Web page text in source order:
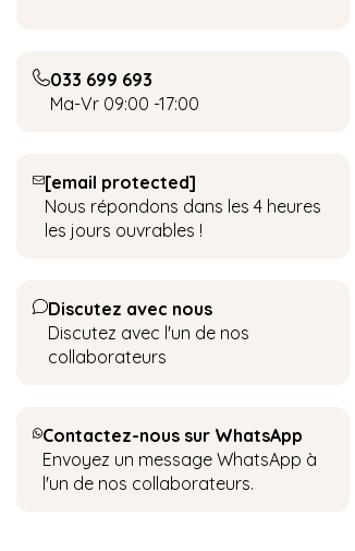
033 699 693
Ma-Vr 09:00 -17:00
[email protected]
Nous répondons dans les 4 heures
les jours ouvrables !
Discutez avec nous
Discutez avec l'un de nos
collaborateurs
Contactez-nous sur WhatsApp
Envoyez un message WhatsApp à
l'un de nos collaborateurs.